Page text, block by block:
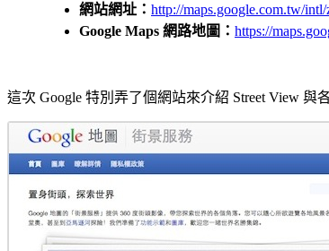
網站網址： http://maps.google.com.tw/
Google Maps 網路地圖： https://
這次 Google 特別弄了個網站來介紹 Street View 與